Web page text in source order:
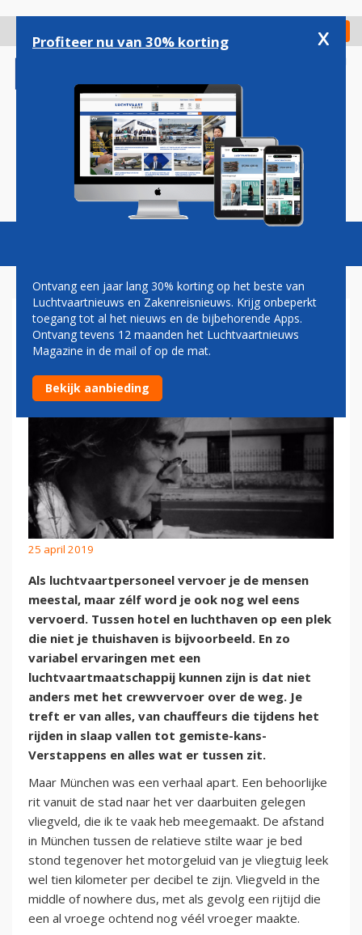
gaan
Check in
Magazine Podcasts Vacatures
PAUL MELKERT: GAS
25 april 2019
Als luchtvaartpersoneel vervoer je de mensen
meestal, maar zélf word je ook nog wel eens
vervoerd. Tussen hotel en luchthaven op een plek
die niet je thuishaven is bijvoorbeeld. En zo
variabel ervaringen met een
luchtvaartmaatschappij kunnen zijn is dat niet
anders met het crewvervoer over de weg. Je
treft er van alles, van chauffeurs die tijdens het
rijden in slaap vallen tot gemiste-kans-
Verstappens en alles wat er tussen zit.
Maar München was een verhaal apart. Een behoorlijke
rit vanuit de stad naar het ver daarbuiten gelegen
vliegveld, die ik te vaak heb meegemaakt. De afstand
in München tussen de relatieve stilte waar je bed
stond tegenover het motorgeluid van je vliegtuig leek
wel tien kilometer per decibel te zijn. Vliegveld in the
middle of nowhere dus, met als gevolg een rijtijd die
een al vroege ochtend nog véél vroeger maakte.
Profiteer nu van 30% korting x
Ontvang een jaar lang 30% korting op het beste van
Luchtvaartnieuws en Zakenreisnieuws. Krijg onbeperkt
toegang tot al het nieuws en de bijbehorende Apps.
Ontvang tevens 12 maanden het Luchtvaartnieuws
Magazine in de mail of op de mat.
Bekijk aanbieding